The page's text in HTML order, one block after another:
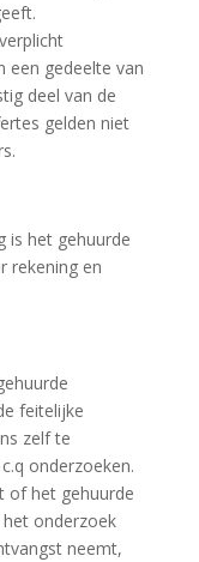
een gedeelte van
deel van de
gelden niet
is het gehuurde
rekening en
feitelijke
zelf te
onderzoeken.
of het gehuurde
onderzoek
neemt,